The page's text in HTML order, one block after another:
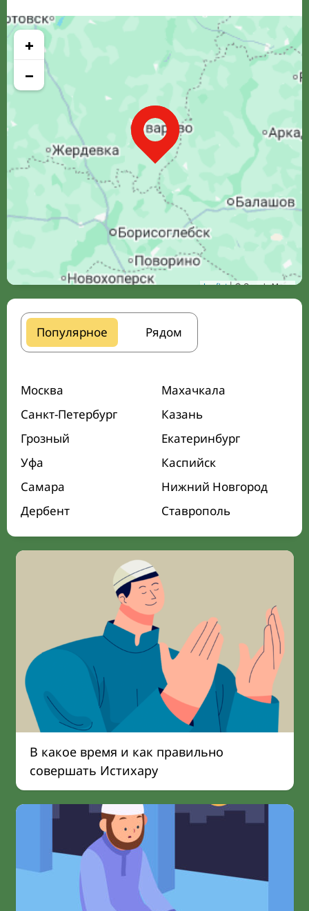
+
−
Leaflet| © Google Maps
Популярное Рядом
Москва
Махачкала
Санкт-Петербург
Казань
Грозный
Екатеринбург
Уфа
Каспийск
Самара
Нижний Новгород
Дербент
Ставрополь
В какое время и как правильно
совершать Истихару